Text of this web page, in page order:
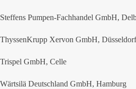
Steffens Pumpen-Fachhandel GmbH,
ThyssenKrupp Xervon GmbH, Düsseldorf
Trispel GmbH, Celle
Wärtsilä Deutschland GmbH, Hamburg